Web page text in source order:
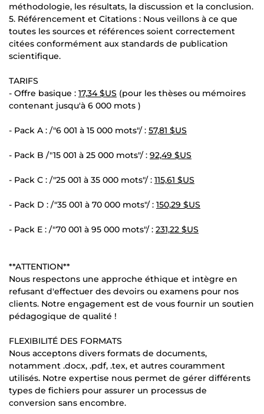
méthodologie, les résultats, la discussion et la conclusion.
5. Référencement et Citations : Nous veillons à ce que
toutes les sources et références soient correctement
citées conformément aux standards de publication
scientifique.
TARIFS
- Offre basique : 17,34 $US (pour les thèses ou mémoires
contenant jusqu'à 6 000 mots )
- Pack A : /"6 001 à 15 000 mots"/ : 57,81 $US
- Pack B /"15 001 à 25 000 mots"/ : 92,49 $US
- Pack C : /"25 001 à 35 000 mots"/ : 115,61 $US
- Pack D : /"35 001 à 70 000 mots"/ : 150,29 $US
- Pack E : /"70 001 à 95 000 mots"/ : 231,22 $US
**ATTENTION**
Nous respectons une approche éthique et intègre en
refusant d'effectuer des devoirs ou examens pour nos
clients. Notre engagement est de vous fournir un soutien
pédagogique de qualité !
FLEXIBILITÉ DES FORMATS
Nous acceptons divers formats de documents,
notamment .docx, .pdf, .tex, et autres couramment
utilisés. Notre expertise nous permet de gérer différents
types de fichiers pour assurer un processus de
conversion sans encombre.